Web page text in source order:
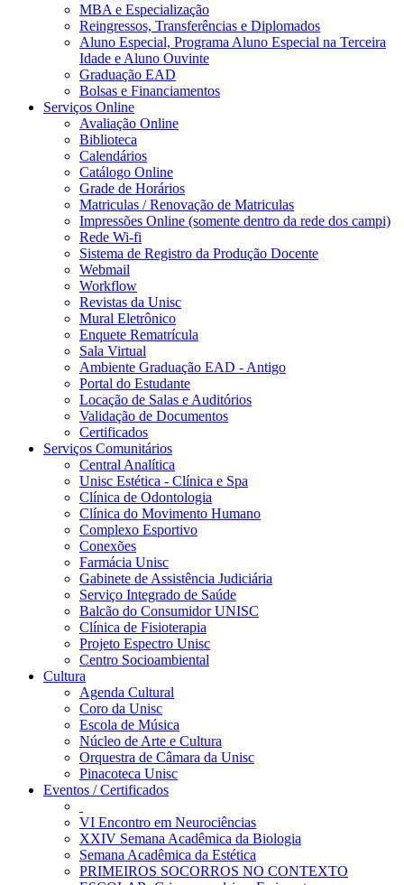
MBA e Especialização
Reingressos, Transferências e Diplomados
Aluno Especial, Programa Aluno Especial na Terceira
Idade e Aluno Ouvinte
Graduação EAD
Bolsas e Financiamentos
Serviços Online
Avaliação Online
Biblioteca
Calendários
Catálogo Online
Grade de Horários
Matriculas / Renovação de Matriculas
Impressões Online (somente dentro da rede dos campi)
Rede Wi-fi
Sistema de Registro da Produção Docente
Webmail
Workflow
Revistas da Unisc
Mural Eletrônico
Enquete Rematrícula
Sala Virtual
Ambiente Graduação EAD - Antigo
Portal do Estudante
Locação de Salas e Auditórios
Validação de Documentos
Certificados
Serviços Comunitários
Central Analítica
Unisc Estética - Clínica e Spa
Clínica de Odontologia
Clínica do Movimento Humano
Complexo Esportivo
Conexões
Farmácia Unisc
Gabinete de Assistência Judiciária
Serviço Integrado de Saúde
Balcão do Consumidor UNISC
Clínica de Fisioterapia
Projeto Espectro Unisc
Centro Socioambiental
Cultura
Agenda Cultural
Coro da Unisc
Escola de Música
Núcleo de Arte e Cultura
Orquestra de Câmara da Unisc
Pinacoteca Unisc
Eventos / Certificados
VI Encontro em Neurociências
XXIV Semana Acadêmica da Biologia
Semana Acadêmica da Estética
PRIMEIROS SOCORROS NO CONTEXTO